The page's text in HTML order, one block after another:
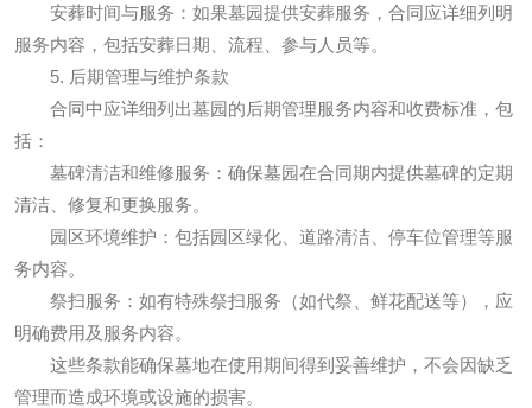
安葬时间与服务：如果墓园提供安葬服务，合同应详细列明
服务内容，包括安葬日期、流程、参与人员等。
5. 后期管理与维护条款
合同中应详细列出墓园的后期管理服务内容和收费标准，包
括：
墓碑清洁和维修服务：确保墓园在合同期内提供墓碑的定期
清洁、修复和更换服务。
园区环境维护：包括园区绿化、道路清洁、停车位管理等服
务内容。
祭扫服务：如有特殊祭扫服务（如代祭、鲜花配送等），应
明确费用及服务内容。
这些条款能确保墓地在使用期间得到妥善维护，不会因缺乏
管理而造成环境或设施的损害。